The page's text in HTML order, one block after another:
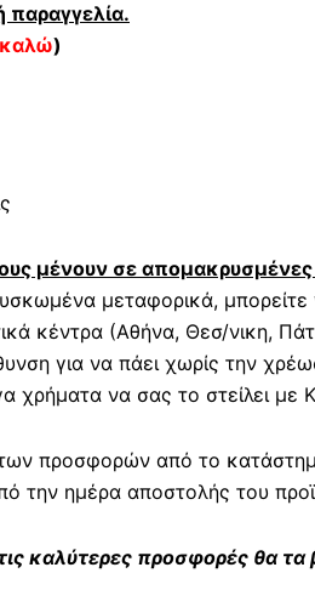
)
μένουν σε απομακρυσμένες
μεταφορικά,
κέντρα (Αθήνα, Θεσ/νικη,
για να πάει χωρίς την
χρήματα να σας το στείλει με
των προσφορών από το
την ημέρα αποστολής του
καλύτερες προσφορές θα τα